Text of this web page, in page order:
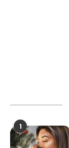
1